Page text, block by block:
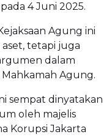
4 Juni 2025.
Agung ini
tetapi juga
dalam
Agung.
sempat dinyatakan
oleh majelis
Korupsi Jakarta